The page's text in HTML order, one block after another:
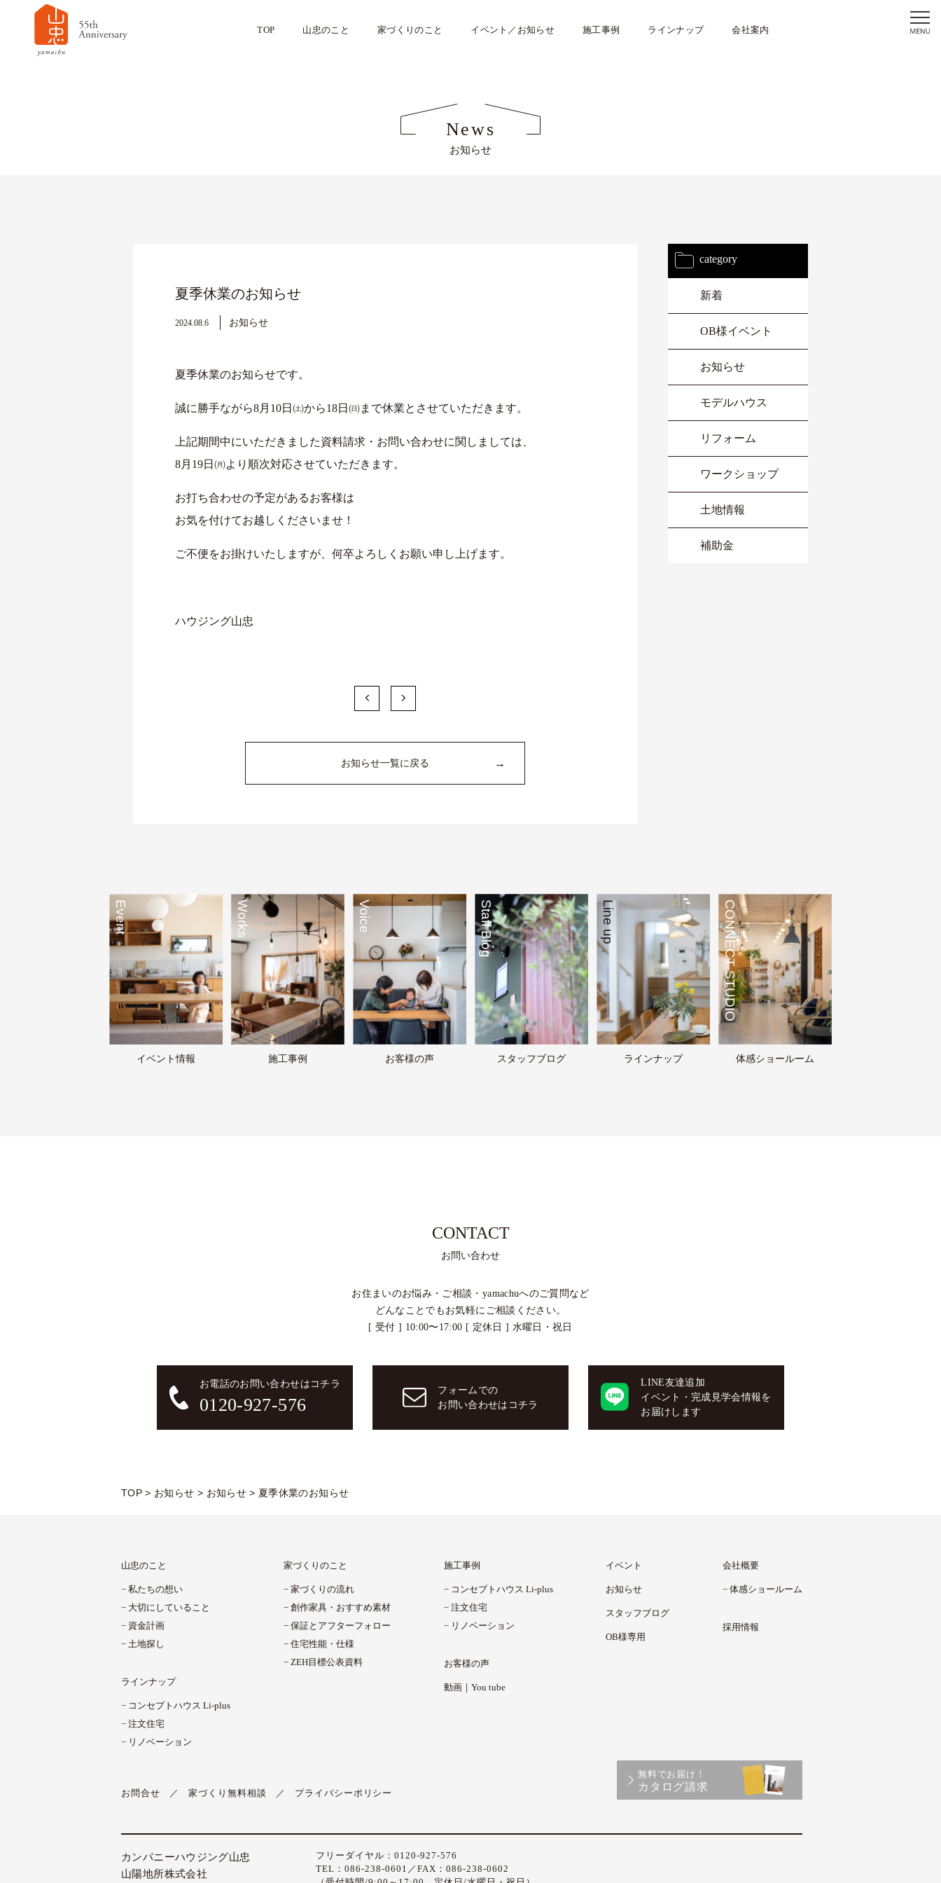
TOP 山忠のこと 家づくりのこと イベント／お知らせ 施工事例 ラインナップ 会社案内
News
お知らせ
夏季休業のお知らせ
2024.08.6 お知らせ
夏季休業のお知らせです。
誠に勝手ながら8月10日㈯から18日㈰まで休業とさせていただきます。
上記期間中にいただきました資料請求・お問い合わせに関しましては、
8月19日㈪より順次対応させていただきます。
お打ち合わせの予定があるお客様は
お気を付けてお越しくださいませ！
ご不便をお掛けいたしますが、何卒よろしくお願い申し上げます。
ハウジング山忠
お知らせ一覧に戻る →
category
新着
OB様イベント
お知らせ
モデルハウス
リフォーム
ワークショップ
土地情報
補助金
Event
イベント情報
Works
施工事例
Voice
お客様の声
Staff Blog
スタッフブログ
Line up
ラインナップ
CONNECT STUDIO
体感ショールーム
CONTACT
お問い合わせ
お住まいのお悩み・ご相談・ yamachuへのご質問など
どんなことでもお気軽にご相談ください。
[ 受付 ] 10:00〜17:00 [ 定休日 ] 水曜日・祝日
お電話のお問い合わせはコチラ
0120-927-576
フォームでの
お問い合わせはコチラ
LINE友達追加
イベント・完成見学会情報を
お届けします
TOP > お知らせ > お知らせ > 夏季休業のお知らせ
山忠のこと
私たちの想い
大切にしていること
資金計画
土地探し
ラインナップ
コンセプトハウス Li-plus
注文住宅
リノベーション
家づくりのこと
家づくりの流れ
創作家具・ おすすめ素材
保証と アフターフォロー
住宅性能・仕様
ZEH目標公表資料
施工事例
コンセプトハウス Li-plus
注文住宅
リノベーション
お客様の声
動画｜You tube
イベント
お知らせ
スタッフブログ
OB様専用
会社概要
体感ショールーム
採用情報
お問合せ 家づくり無料相談 プライバシーポリシー
無料でお届け！
カタログ請求
カンパニーハウジング山忠
山陽地所株式会社
フリーダイヤル：0120-927-576
TEL：086-238-0601／FAX：086-238-0602